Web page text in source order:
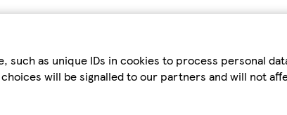
as unique IDs in cookies to process personal
choices will be signalled to our partners and will not